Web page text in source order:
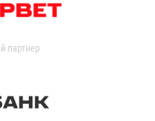
партнер